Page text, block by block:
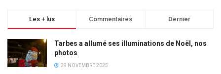
Les + lus Commentaires Dernier
Tarbes a allumé ses illuminations de Noël, nos
photos
29 NOVEMBRE 2025